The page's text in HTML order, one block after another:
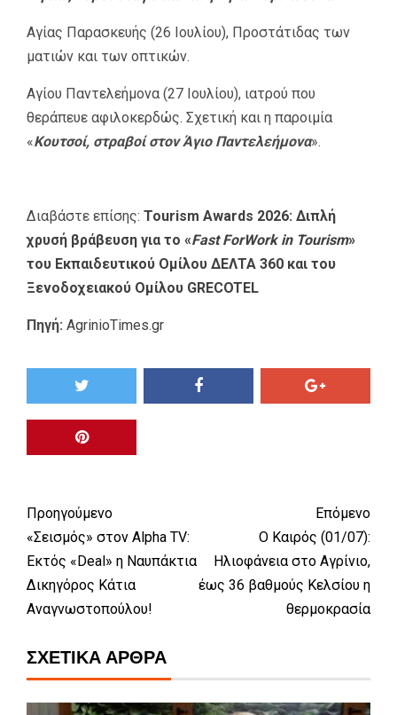
Αγίας Παρασκευής (26 Ιουλίου), Προστάτιδας των
ματιών και των οπτικών.
Αγίου Παντελεήμονα (27 Ιουλίου), ιατρού που
θεράπευε αφιλοκερδώς. Σχετική και η παροιμία
«Κουτσοί, στραβοί στον Άγιο Παντελεήμονα».
Διαβάστε επίσης: Tourism Awards 2026: Διπλή
χρυσή βράβευση για το «Fast ForWork in Tourism»
του Εκπαιδευτικού Ομίλου ΔΕΛΤΑ 360 και του
Ξενοδοχειακού Ομίλου GRECOTEL
Πηγή: AgrinioTimes.gr
Προηγούμενο
«Σεισμός» στον Alpha TV:
Εκτός «Deal» η Ναυπάκτια
Δικηγόρος Κάτια
Αναγνωστοπούλου!
Επόμενο
Ο Καιρός (01/07):
Ηλιοφάνεια στο Αγρίνιο,
έως 36 βαθμούς Κελσίου η
θερμοκρασία
ΣΧΕΤΙΚΆ ΆΡΘΡΑ